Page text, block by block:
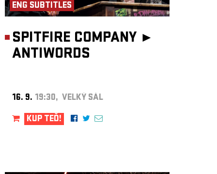
ENG SUBTITLES
SPITFIRE COMPANY ►
ANTIWORDS
16. 9. 19:30, VELKÝ SÁL
KUP TEĎ!